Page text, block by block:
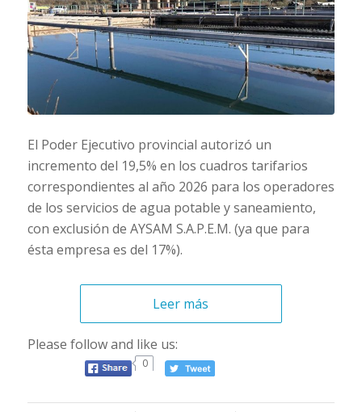
El Poder Ejecutivo provincial autorizó un
incremento del 19,5% en los cuadros tarifarios
correspondientes al año 2026 para los operadores
de los servicios de agua potable y saneamiento,
con exclusión de AYSAM S.A.P.E.M. (ya que para
ésta empresa es del 17%).
Leer más
Please follow and like us:
0